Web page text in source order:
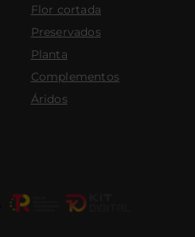
Flor cortada
Preservados
Planta
Complementos
Áridos